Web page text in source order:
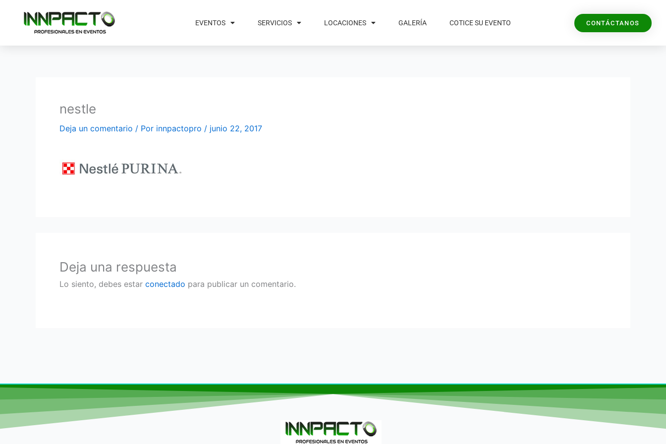
contenido
EVENTOS SERVICIOS LOCACIONES GALERÍA COTICE SU EVENTO CONTÁCTANOS
nestle
Deja un comentario / Por innpactopro / junio 22, 2017
Deja una respuesta
Lo siento, debes estar conectado para publicar un comentario.